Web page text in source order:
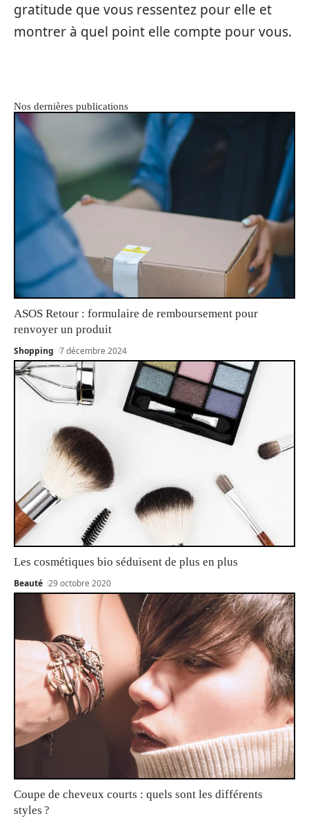
gratitude que vous ressentez pour elle et
montrer à quel point elle compte pour vous.
Nos dernières publications
ASOS Retour : formulaire de remboursement pour
renvoyer un produit
Shopping 7 décembre 2024
Les cosmétiques bio séduisent de plus en plus
Beauté 29 octobre 2020
Coupe de cheveux courts : quels sont les différents
styles ?